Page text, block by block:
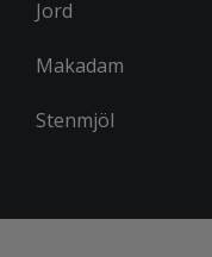
Jord
Makadam
Stenmjöl